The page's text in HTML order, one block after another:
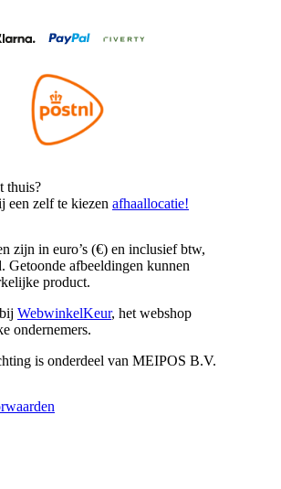
thuis?
een zelf te kiezen afhaallocatie!
zijn in euro’s (€) en inclusief btw,
Getoonde afbeeldingen kunnen
product.
WebwinkelKeur, het webshop
ondernemers.
is onderdeel van MEIPOS B.V.